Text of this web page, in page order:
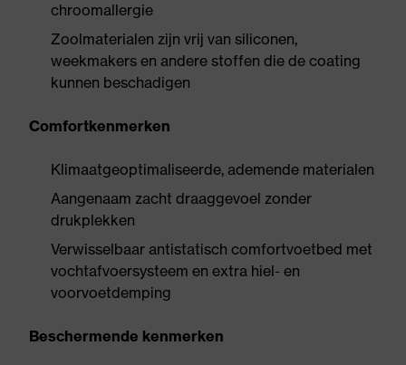
chroomallergie
Zoolmaterialen zijn vrij van siliconen,
weekmakers en andere stoffen die de coating
kunnen beschadigen
Comfortkenmerken
Klimaatgeoptimaliseerde, ademende materialen
Aangenaam zacht draaggevoel zonder
drukplekken
Verwisselbaar antistatisch comfortvoetbed met
vochtafvoersysteem en extra hiel- en
voorvoetdemping
Beschermende kenmerken